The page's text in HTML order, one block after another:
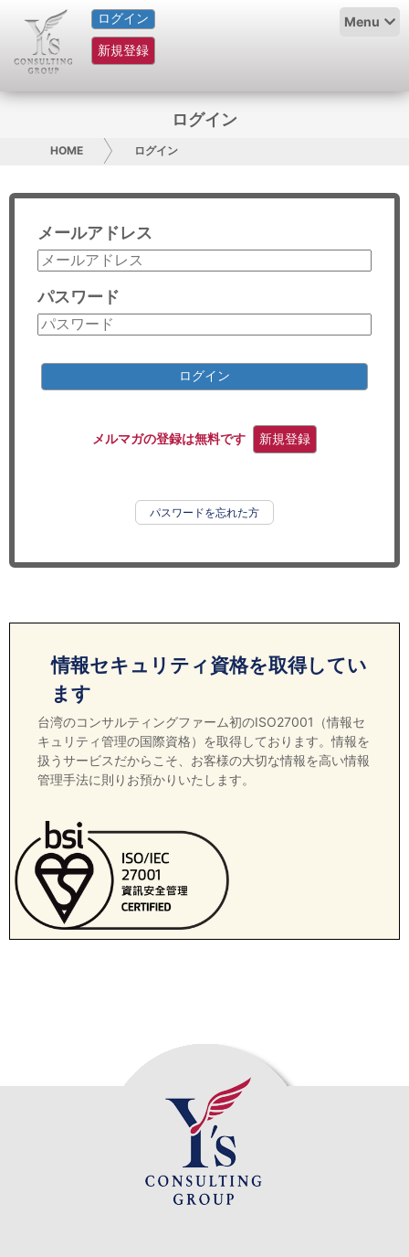
ログイン
新規登録
Menu
HOME
サービス紹介
グループ概要
採用情報
お問い合わせ
コンサルティング
リサーチ
ログイン
HOME ログイン
メールアドレス
パスワード
ログイン
メルマガの登録は無料です 新規登録
パスワードを忘れた方
情報セキュリティ資格を取得してい
ます
台湾のコンサルティングファーム初のISO27001（情報セ
キュリティ管理の国際資格）を取得しております。情報を
扱うサービスだからこそ、お客様の大切な情報を高い情報
管理手法に則りお預かりいたします。